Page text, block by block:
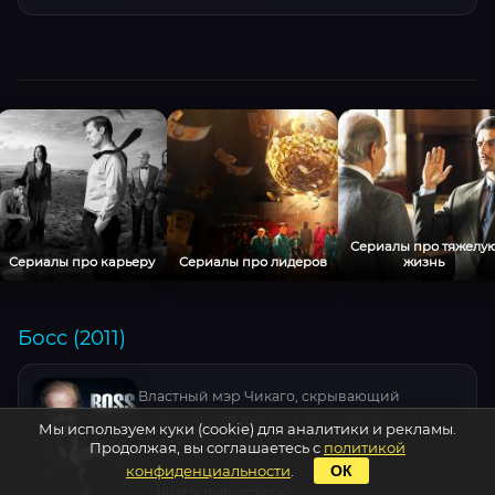
сезон! .
Сериалы про карьеру Сериалы про лидеров
Сериалы про
жизнь
Босс (2011)
Властный мэр Чикаго, скрывающий
смертельный диагноз, вступает в игру с
огнём, где ставка — власть, а соперники —
собственное окружение. Келси Грэммер в
роли беспощадного политика, чья игра
Мы используем куки (cookie) для аналитики и рекламы.
Продолжая, вы соглашаетесь с политикой
конфиденциальности
ОК